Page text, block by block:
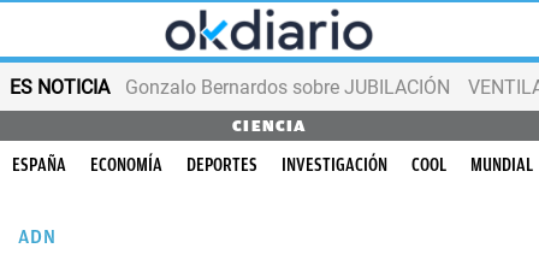
ES NOTICIA Gonzalo Bernardos sobre JUBILACIÓN
CIENCIA
ESPAÑA ECONOMÍA DEPORTES INVESTIGACIÓN COOL MUNDIAL
ADN